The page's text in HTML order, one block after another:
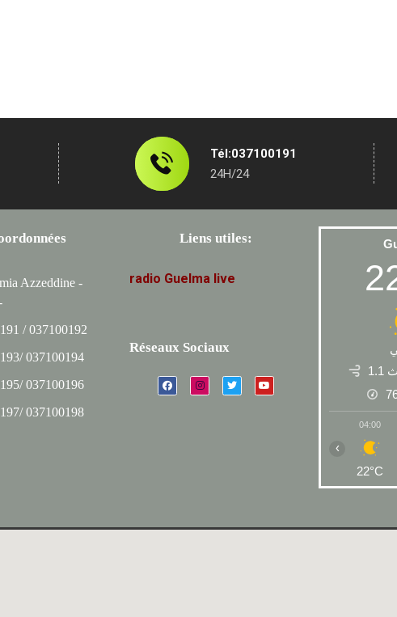
Tél:037100191
24H/24
Azzeddine -
/ 037100192
037100194
037100196
037100198
Liens utiles:
radio Guelma live
Réseaux Sociaux
04:00
22°C
‹